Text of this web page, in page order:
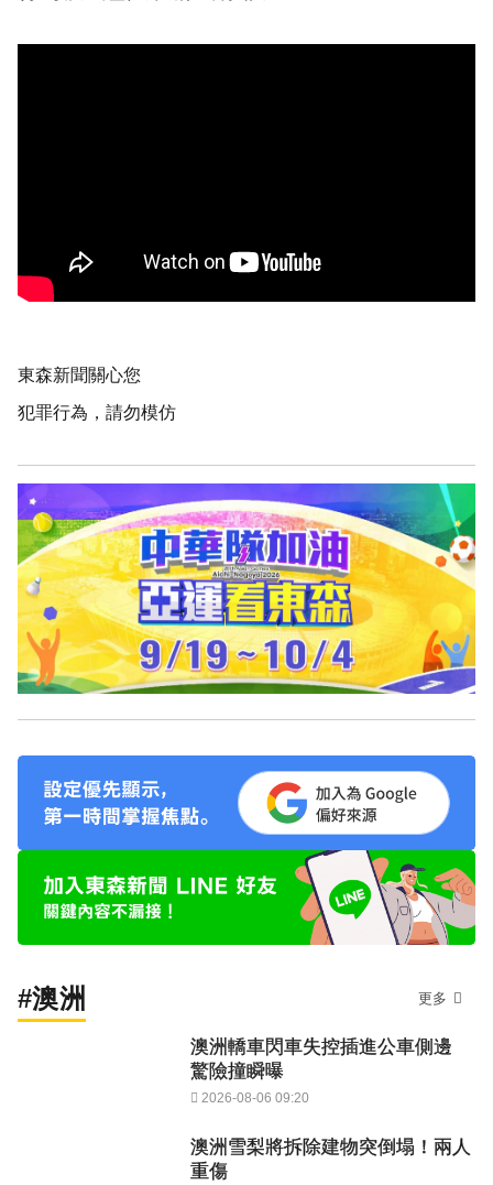
東森新聞關心您
犯罪行為，請勿模仿
#澳洲 更多
澳洲轎車閃車失控插進公車側邊
驚險撞瞬曝
2026-08-06 09:20
澳洲雪梨將拆除建物突倒塌！兩人
重傷